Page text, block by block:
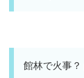
館林で火事？